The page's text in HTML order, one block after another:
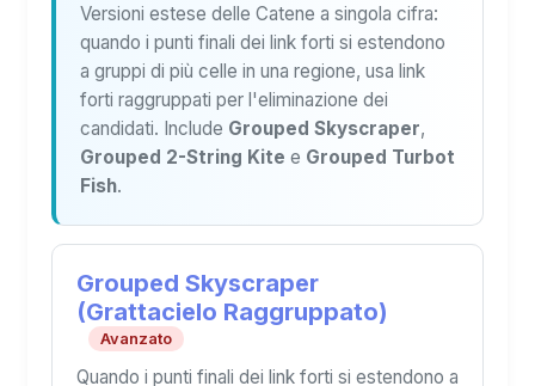
Versioni estese delle Catene a singola cifra:
quando i punti finali dei link forti si estendono
a gruppi di più celle in una regione, usa link
forti raggruppati per l'eliminazione dei
candidati. Include Grouped Skyscraper,
Grouped 2-String Kite e Grouped Turbot
Fish.
Grouped Skyscraper
(Grattacielo Raggruppato)
Avanzato
Quando i punti finali dei link forti si estendono a